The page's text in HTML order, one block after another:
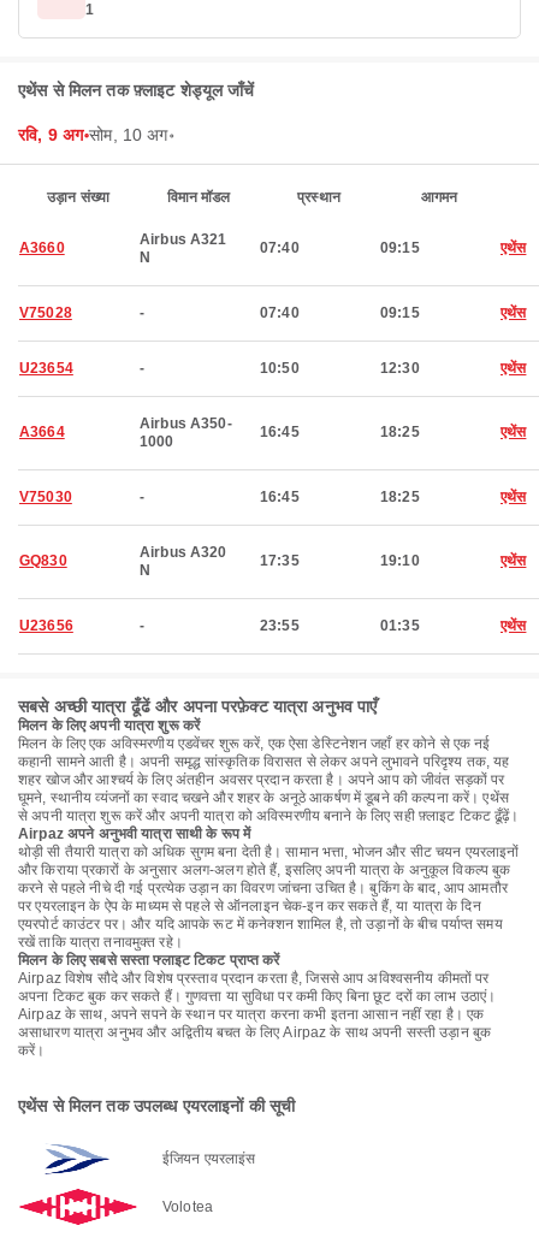
1
एथेंस से मिलन तक फ़्लाइट शेड्यूल जाँचें
रवि, 9 अग॰सोम, 10 अग॰
उड़ान संख्या विमान मॉडल प्रस्थान आगमन
A3660
Airbus A321
N
07:40 09:15 एथेंस
V75028 - 07:40 09:15 एथेंस
U23654 - 10:50 12:30 एथेंस
A3664
Airbus A350-
1000
16:45 18:25 एथेंस
V75030 - 16:45 18:25 एथेंस
GQ830
Airbus A320
N
17:35 19:10 एथेंस
U23656 - 23:55 01:35 एथेंस
सबसे अच्छी यात्रा ढूँढें और अपना परफ़ेक्ट यात्रा अनुभव पाएँ
मिलन के लिए अपनी यात्रा शुरू करें
मिलन के लिए एक अविस्मरणीय एडवेंचर शुरू करें, एक ऐसा डेस्टिनेशन जहाँ हर कोने से एक नई
कहानी सामने आती है। अपनी समृद्ध सांस्कृतिक विरासत से लेकर अपने लुभावने परिदृश्य तक, यह
शहर खोज और आश्चर्य के लिए अंतहीन अवसर प्रदान करता है। अपने आप को जीवंत सड़कों पर
घूमने, स्थानीय व्यंजनों का स्वाद चखने और शहर के अनूठे आकर्षण में डूबने की कल्पना करें। एथेंस
से अपनी यात्रा शुरू करें और अपनी यात्रा को अविस्मरणीय बनाने के लिए सही फ़्लाइट टिकट ढूँढ़ें।
Airpaz अपने अनुभवी यात्रा साथी के रूप में
थोड़ी सी तैयारी यात्रा को अधिक सुगम बना देती है। सामान भत्ता, भोजन और सीट चयन एयरलाइनों
और किराया प्रकारों के अनुसार अलग-अलग होते हैं, इसलिए अपनी यात्रा के अनुकूल विकल्प बुक
करने से पहले नीचे दी गई प्रत्येक उड़ान का विवरण जांचना उचित है। बुकिंग के बाद, आप आमतौर
पर एयरलाइन के ऐप के माध्यम से पहले से ऑनलाइन चेक-इन कर सकते हैं, या यात्रा के दिन
एयरपोर्ट काउंटर पर। और यदि आपके रूट में कनेक्शन शामिल है, तो उड़ानों के बीच पर्याप्त समय
रखें ताकि यात्रा तनावमुक्त रहे।
मिलन के लिए सबसे सस्ता फ्लाइट टिकट प्राप्त करें
Airpaz विशेष सौदे और विशेष प्रस्ताव प्रदान करता है, जिससे आप अविश्वसनीय कीमतों पर
अपना टिकट बुक कर सकते हैं। गुणवत्ता या सुविधा पर कमी किए बिना छूट दरों का लाभ उठाएं।
Airpaz के साथ, अपने सपने के स्थान पर यात्रा करना कभी इतना आसान नहीं रहा है। एक
असाधारण यात्रा अनुभव और अद्वितीय बचत के लिए Airpaz के साथ अपनी सस्ती उड़ान बुक
करें।
एथेंस से मिलन तक उपलब्ध एयरलाइनों की सूची
ईजियन एयरलाइंस
Volotea